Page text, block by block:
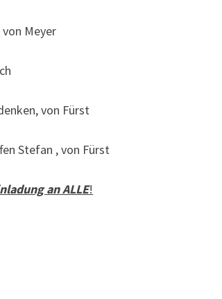
Meyer
von Fürst
Stefan , von Fürst
an ALLE!